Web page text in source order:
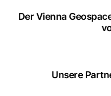
Der Vienna
Unsere